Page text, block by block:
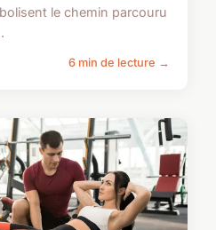
le chemin parcouru
6 min de lecture →